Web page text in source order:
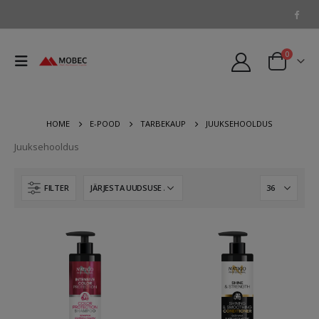
0
HOME E-POOD TARBEKAUP JUUKSEHOOLDUS
Juuksehooldus
FILTER